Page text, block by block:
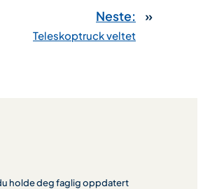
Neste:
Teleskoptruck veltet
»
holde deg faglig oppdatert